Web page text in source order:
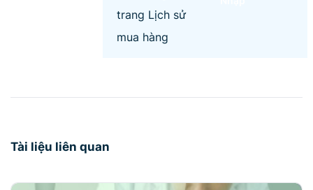
trang Lịch sử
mua hàng
Tài liệu liên quan